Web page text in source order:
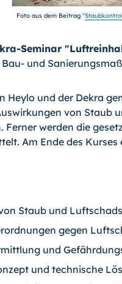
Foto aus dem Beitrag "
Seminar
und
Heylo und der Dekra
von Staub
Ferner werden die
Am Ende des
Staub und
gegen
und
und technische